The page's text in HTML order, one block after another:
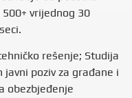
vrijednog 30
rešenje; Studija
javni poziv za građane i
obezbjeđenje